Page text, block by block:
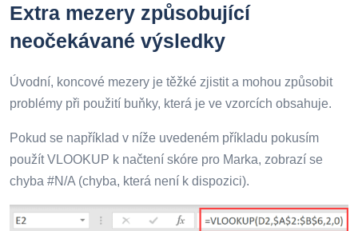
Extra mezery způsobující
neočekávané výsledky
Úvodní, koncové mezery je těžké zjistit a mohou způsobit
problémy při použití buňky, která je ve vzorcích obsahuje.
Pokud se například v níže uvedeném příkladu pokusím
použít VLOOKUP k načtení skóre pro Marka, zobrazí se
chyba #N/A (chyba, která není k dispozici).